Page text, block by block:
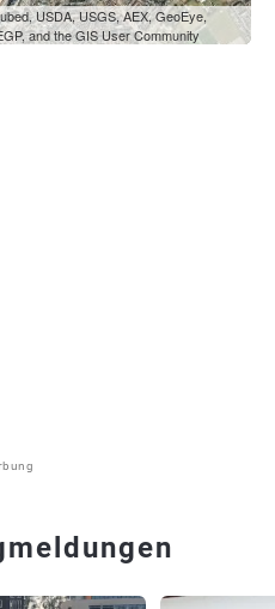
USDA, USGS, AEX, GeoEye,
and the GIS User Community